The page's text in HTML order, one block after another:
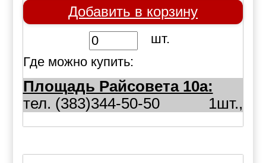
Добавить в корзину
шт.
Где можно купить:
Площадь Райсовета 10а:
1шт.,
тел. (383)344-50-50